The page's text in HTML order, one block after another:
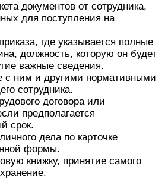
документов от сотрудника,
для поступления на
где указывается полные
должность, которую он будет
важные сведения.
с ним и другими нормативными
сотрудника.
договора или
предполагается
срок.
дела по карточке
формы.
книжку, принятие самого